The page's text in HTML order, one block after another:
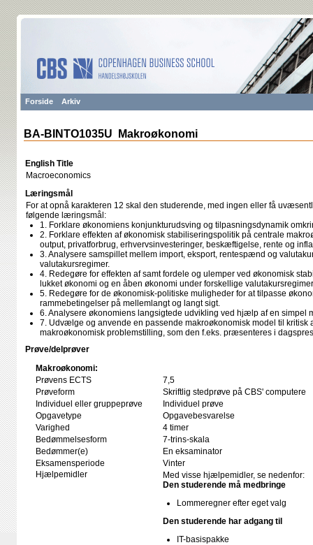
Forside Arkiv
BA-BINTO1035U Makroøkonomi
English Title
Macroeconomics
Læringsmål
For at opnå karakteren 12 skal den studerende, med ingen eller få
følgende læringsmål:
1. Forklare økonomiens konjunkturudsving og tilpasningsdynamik
2. Forklare effekten af økonomisk stabiliseringspolitik på centrale
output, privatforbrug, erhvervsinvesteringer, beskæftigelse, rente og
3. Analysere samspillet mellem import, eksport, rentespænd og
valutakursregimer.
4. Redegøre for effekten af samt fordele og ulemper ved økonomisk
lukket økonomi og en åben økonomi under forskellige
5. Redegøre for de økonomisk-politiske muligheder for at tilpasse
rammebetingelser på mellemlangt og langt sigt.
6. Analysere økonomiens langsigtede udvikling ved hjælp af en simpel
7. Udvælge og anvende en passende makroøkonomisk model til kritisk
makroøkonomisk problemstilling, som den f.eks. præsenteres i
Prøve/delprøver
Makroøkonomi:
Prøvens ECTS
7,5
Prøveform
Skriftlig stedprøve på CBS' computere
Individuel eller gruppeprøve
Individuel prøve
Opgavetype
Opgavebesvarelse
Varighed
4 timer
Bedømmelsesform
7-trins-skala
Bedømmer(e)
En eksaminator
Eksamensperiode
Vinter
Hjælpemidler
Med visse hjælpemidler, se nedenfor:
Den studerende må medbringe
Lommeregner efter eget valg
Den studerende har adgang til
IT-basispakke